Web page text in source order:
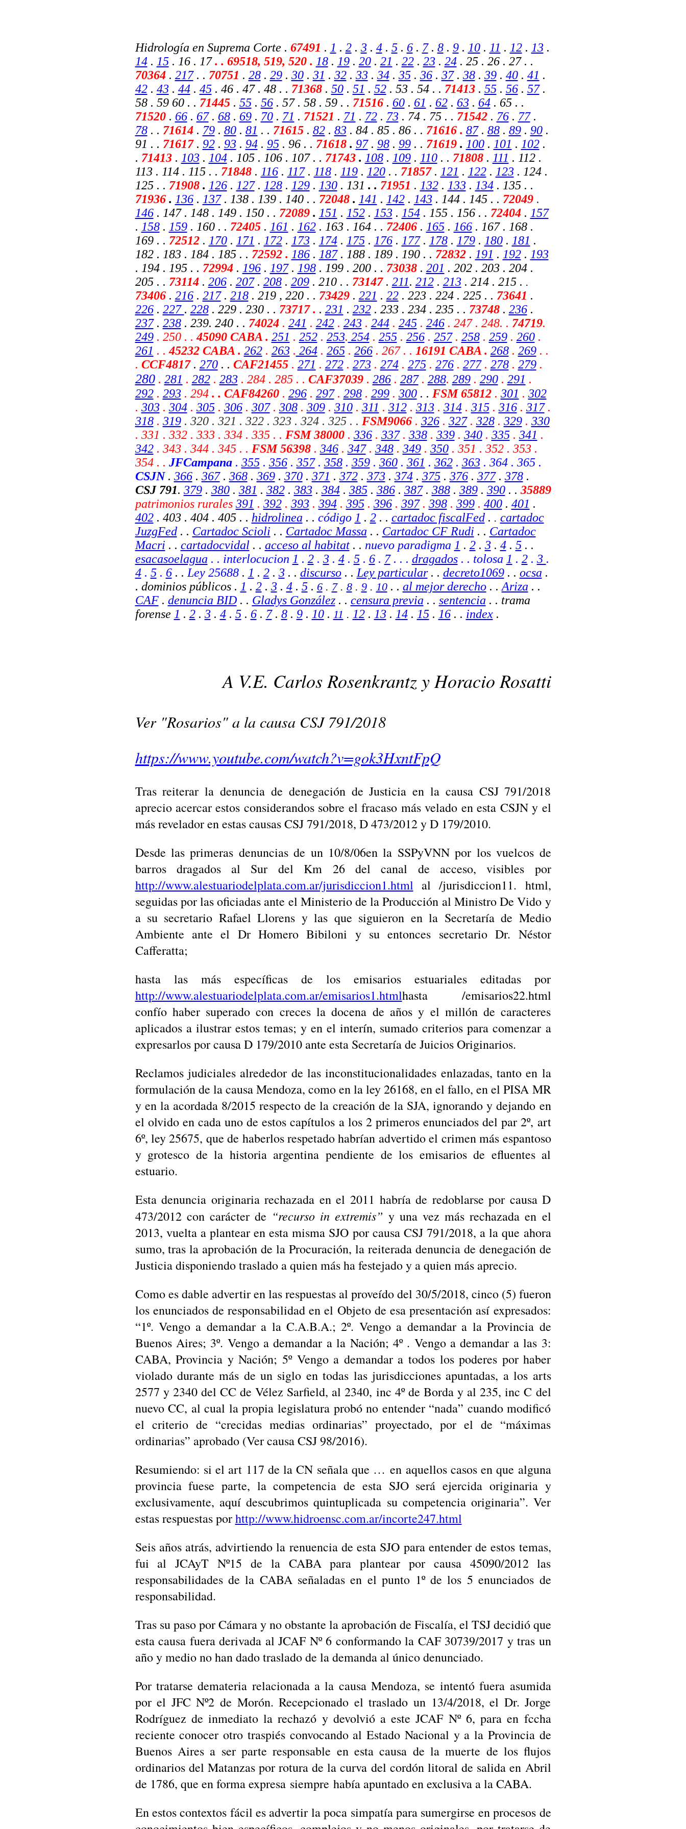
Hidrología en Suprema Corte . 67491 . 1 . 2. 3. 4. 5. 6. 7. 8. 9. 10. 11 . 12. 13.
14. 15. 16 . 17. . 69518, 519, 520 . 18. 19. 20. 21 . 22. 23. 24. 25 . 26 . 27 . .
70364. 217. . 70751 . 28. 29. 30. 31 . 32. 33. 34. 35. 36. 37. 38. 39. 40. 41 .
42. 43. 44. 45. 46 . 47 . 48 . . 71368. 50. 51 . 52. 53 . 54 . . 71413 . 55. 56. 57.
58 . 59 60 . . 71445 . 55. 56. 57 . 58 . 59 . . 71516 . 60. 61 . 62. 63. 64. 65 . .
71520. 66. 67. 68. 69. 70. 71 . 71521 . 71 . 72. 73. 74 . 75 . . 71542. 76. 77.
78. . 71614. 79. 80. 81 . . 71615 . 82. 83. 84 . 85 . 86 . . 71616 . 87. 88. 89. 90.
91 . . 71617 . 92. 93. 94. 95. 96 . . 71618 . 97. 98. 99. . 71619 . 100. 101 . 102.
. 71413. 103. 104. 105 . 106 . 107 . . 71743 . 108. 109. 110. . 71808. 111 . 112 .
113 . 114 . 115 . . 71848. 116. 117. 118. 119. 120. . 71857. 121 . 122. 123. 124 .
125 . . 71908 . 126 . 127 . 128 . 129 . 130 . 131 . . 71951 . 132. 133. 134. 135 . .
71936. 136. 137. 138 . 139 . 140 . . 72048 . 141 . 142. 143. 144 . 145 . . 72049.
146. 147 . 148 . 149 . 150 . . 72089 . 151 . 152. 153. 154. 155 . 156 . . 72404. 157
. 158. 159. 160 . . 72405. 161 . 162. 163 . 164 . . 72406. 165. 166. 167 . 168 .
169 . . 72512. 170. 171 . 172. 173. 174. 175 . 176. 177. 178. 179. 180. 181 .
182 . 183 . 184 . 185 . . 72592 . 186. 187. 188 . 189 . 190 . . 72832. 191 . 192. 193
. 194 . 195 . . 72994 . 196. 197. 198. 199 . 200 . . 73038. 201 . 202 . 203 . 204 .
205 . . 73114. 206. 207. 208. 209. 210 . . 73147. 211. 212. 213. 214 . 215 . .
73406. 216. 217. 218. 219 , 220 . . 73429. 221 . 22. 223 . 224 . 225 . . 73641 .
226. 227 . 228. 229 . 230 . . 73717 . . 231 . 232. 233 . 234 . 235 . . 73748. 236.
237. 238. 239. 240 . . 74024. 241 . 242. 243. 244. 245. 246. 247 . 248. . 74719.
249. 250 . .45090 CABA . 251 . 252. 253. 254. 255. 256. 257. 258. 259. 260.
261 . .45232 CABA . 262. 263. 264. 265. 266. 267 . . 16191 CABA . 268. 269. .
. CCF4817. 270 . . CAF21455. 271 . 272. 273. 274. 275. 276. 277. 278. 279.
280. 281 . 282. 283. 284 . 285 . . CAF37039. 286 . 287. 288. 289. 290. 291 .
292. 293. 294 . . CAF84260. 296. 297. 298. 299. 300 . . FSM 65812 . 301 . 302
. 303. 304. 305. 306. 307. 308. 309 . 310. 311 . 312. 313. 314. 315. 316. 317.
318. 319 . 320 . 321 . 322 . 323 . 324 . 325 . . FSM9066 . 326. 327. 328. 329. 330
. 331 . 332 . 333 . 334 . 335 . . FSM 38000. 336. 337. 338. 339. 340. 335. 341 .
342. 343 . 344 . 345 . . FSM 56398. 346. 347. 348. 349. 350. 351 . 352 . 353 .
354 . . JFCampana. 355. 356. 357. 358. 359. 360. 361 . 362 . 363. 364 . 365 .
CSJN . 366. 367. 368. 369. 370. 371 . 372. 373. 374. 375. 376. 377. 378.
CSJ 791. 379. 380. 381 . 382. 383. 384. 385. 386. 387. 388. 389. 390. . 35889
patrimonios rurales 391 . 392. 393. 394. 395. 396 . 397. 398. 399. 400 . 401 .
402. 403 . 404 . 405 . . hidrolinea . . código 1 . 2 . . cartadoc fiscalFed . . cartadoc
JuzgFed . . Cartadoc Scioli . . Cartadoc Massa . . Cartadoc CF Rudi . . Cartadoc
Macri . . cartadocvidal . . acceso al habitat . . nuevo paradigma 1 . 2 . 3 . 4 . 5 . .
esacasoelagua . . interlocucion 1 . 2. 3. 4. 5. 6. 7. . . dragados. . tolosa 1 . 2. 3 .
4. 5. 6. . Ley 25688. 1 . 2. 3. . discurso. . Ley particular. . decreto1069. . ocsa .
. dominios públicos . 1 . 2. 3. 4. 5. 6. 7 . 8. 9. 10 . . al mejor derecho. . Ariza . .
CAF. denuncia BID. . Gladys González. . censura previa . . sentencia . . trama
forense 1 . 2. 3. 4. 5. 6. 7. 8. 9. 10. 11 . 12. 13. 14. 15. 16. . index.
A V.E. Carlos Rosenkrantz y Horacio Rosatti
Ver "Rosarios" a la causa CSJ 791/2018
https://www.youtube.com/watch?v=gok3HxntFpQ
Tras reiterar la denuncia de denegación de Justicia en la causa CSJ 791/2018
aprecio acercar estos considerandos sobre el fracaso más velado en esta CSJN y el
más revelador en estas causas CSJ 791/2018, D 473/2012 y D 179/2010.
Desde las primeras denuncias de un 10/8/06en la SSPyVNN por los vuelcos de
barros dragados al Sur del Km 26 del canal de acceso, visibles por
http://www.alestuariodelplata.com.ar/jurisdiccion1.html al /jurisdiccion11. html,
seguidas por las oficiadas ante el Ministerio de la Producción al Ministro De Vido y
a su secretario Rafael Llorens y las que siguieron en la Secretaría de Medio
Ambiente ante el Dr Homero Bibiloni y su entonces secretario Dr. Néstor
Cafferatta;
hasta las más específicas de los emisarios estuariales editadas por
http://www.alestuariodelplata.com.ar/emisarios1.htmlhasta /emisarios22.html
confío haber superado con creces la docena de años y el millón de caracteres
aplicados a ilustrar estos temas; y en el interín, sumado criterios para comenzar a
expresarlos por causa D 179/2010 ante esta Secretaría de Juicios Originarios.
Reclamos judiciales alrededor de las inconstitucionalidades enlazadas, tanto en la
formulación de la causa Mendoza, como en la ley 26168, en el fallo, en el PISA MR
y en la acordada 8/2015 respecto de la creación de la SJA, ignorando y dejando en
el olvido en cada uno de estos capítulos a los 2 primeros enunciados del par 2º, art
6º, ley 25675, que de haberlos respetado habrían advertido el crimen más espantoso
y grotesco de la historia argentina pendiente de los emisarios de efluentes al
estuario.
Esta denuncia originaria rechazada en el 2011 habría de redoblarse por causa D
473/2012 con carácter de “recurso in extremis” y una vez más rechazada en el
2013, vuelta a plantear en esta misma SJO por causa CSJ 791/2018, a la que ahora
sumo, tras la aprobación de la Procuración, la reiterada denuncia de denegación de
Justicia disponiendo traslado a quien más ha festejado y a quien más aprecio.
Como es dable advertir en las respuestas al proveído del 30/5/2018, cinco (5) fueron
los enunciados de responsabilidad en el Objeto de esa presentación así expresados:
“1º. Vengo a demandar a la C.A.B.A.; 2º. Vengo a demandar a la Provincia de
Buenos Aires; 3º. Vengo a demandar a la Nación; 4º . Vengo a demandar a las 3:
CABA, Provincia y Nación; 5º Vengo a demandar a todos los poderes por haber
violado durante más de un siglo en todas las jurisdicciones apuntadas, a los arts
2577 y 2340 del CC de Vélez Sarfield, al 2340, inc 4º de Borda y al 235, inc C del
nuevo CC, al cual la propia legislatura probó no entender “nada” cuando modificó
el criterio de “crecidas medias ordinarias” proyectado, por el de “máximas
ordinarias” aprobado (Ver causa CSJ 98/2016).
Resumiendo: si el art 117 de la CN señala que … en aquellos casos en que alguna
provincia fuese parte, la competencia de esta SJO será ejercida originaria y
exclusivamente, aquí descubrimos quintuplicada su competencia originaria”. Ver
estas respuestas porhttp://www.hidroensc.com.ar/incorte247.html
Seis años atrás, advirtiendo la renuencia de esta SJO para entender de estos temas,
fui al JCAyT Nº15 de la CABA para plantear por causa 45090/2012 las
responsabilidades de la CABA señaladas en el punto 1º de los 5 enunciados de
responsabilidad.
Tras su paso por Cámara y no obstante la aprobación de Fiscalía, el TSJ decidió que
esta causa fuera derivada al JCAF Nº 6 conformando la CAF 30739/2017 y tras un
año y medio no han dado traslado de la demanda al único denunciado.
Por tratarse demateria relacionada a la causa Mendoza, se intentó fuera asumida
por el JFC Nº2 de Morón. Recepcionado el traslado un 13/4/2018, el Dr. Jorge
Rodríguez de inmediato la rechazó y devolvió a este JCAF Nº 6, para en fccha
reciente conocer otro traspiés convocando al Estado Nacional y a la Provincia de
Buenos Aires a ser parte responsable en esta causa de la muerte de los flujos
ordinarios del Matanzas por rotura de la curva del cordón litoral de salida en Abril
de 1786, que en forma expresa siempre había apuntado en exclusiva a la CABA.
En estos contextos fácil es advertir la poca simpatía para sumergirse en procesos de